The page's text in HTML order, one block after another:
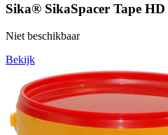
Sika® SikaSpacer Tape
Niet beschikbaar
Bekijk